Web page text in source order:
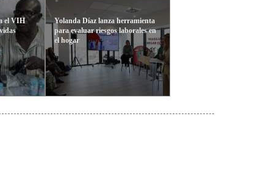
el VIH
Yolanda Díaz lanza herramienta
para evaluar riesgos laborales en
el hogar